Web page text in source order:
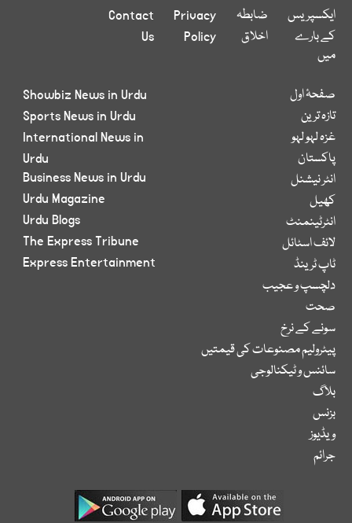
ایکسپریس
کے بارے
میں
ضابطہ
اخلاق
Privacy
Policy
Contact
Us
صفحۂ اول
تازہ ترین
غزہ لہو لہو
پاکستان
انٹر نیشنل
کھیل
انٹرٹینمنٹ
لائف اسٹائل
ٹاپ ٹرینڈ
دلچسپ و عجیب
صحت
سونے کے نرخ
پیٹرولیم مصنوعات کی قیمتیں
سائنس و ٹیکنالوجی
بلاگ
بزنس
ویڈیوز
جرائم
Showbiz News in Urdu
Sports News in Urdu
International News in
Urdu
Business News in Urdu
Urdu Magazine
Urdu Blogs
The Express Tribune
Express Entertainment